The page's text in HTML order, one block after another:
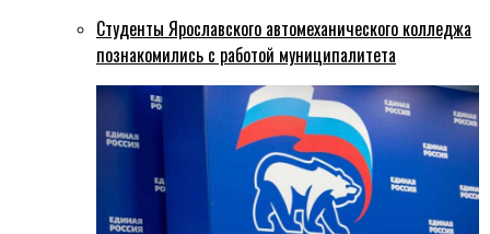
Студенты Ярославского автомеханического колледжа
познакомились с работой муниципалитета